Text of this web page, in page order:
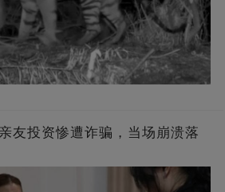
友投资惨遭诈骗，当场崩溃落